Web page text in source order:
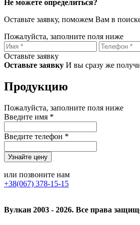
Не можете определиться?
Оставьте заявку, поможем Вам в
Пожалуйста, заполните поля ниже
Оставьте заявку
Оставьте заявку И вы сразу же
Продукцию
Пожалуйста, заполните поля ниже
Введите имя *
Введите телефон *
или позвоните нам
+38(067) 378-15-15
Вулкан 2003 - 2026. Все права